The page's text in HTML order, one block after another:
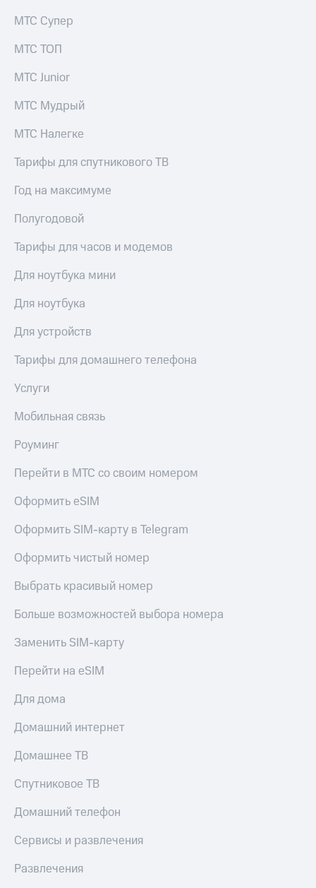
МТС Супер
МТС ТОП
МТС Junior
МТС Мудрый
МТС Налегке
Тарифы для спутникового ТВ
Год на максимуме
Полугодовой
Тарифы для часов и модемов
Для ноутбука мини
Для ноутбука
Для устройств
Тарифы для домашнего телефона
Услуги
Мобильная связь
Роуминг
Перейти в МТС со своим номером
Оформить eSIM
Оформить SIM-карту в Telegram
Оформить чистый номер
Выбрать красивый номер
Больше возможностей выбора номера
Заменить SIM-карту
Перейти на eSIM
Для дома
Домашний интернет
Домашнее ТВ
Спутниковое ТВ
Домашний телефон
Сервисы и развлечения
Развлечения